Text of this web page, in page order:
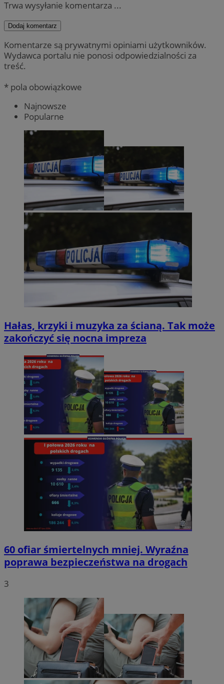
Trwa wysyłanie komentarza ...
Dodaj komentarz
Komentarze są prywatnymi opiniami użytkowników.
Wydawca portalu nie ponosi odpowiedzialności za
treść.
* pola obowiązkowe
Najnowsze
Popularne
Hałas, krzyki i muzyka za ścianą. Tak może
zakończyć się nocna impreza
60 ofiar śmiertelnych mniej. Wyraźna
poprawa bezpieczeństwa na drogach
3